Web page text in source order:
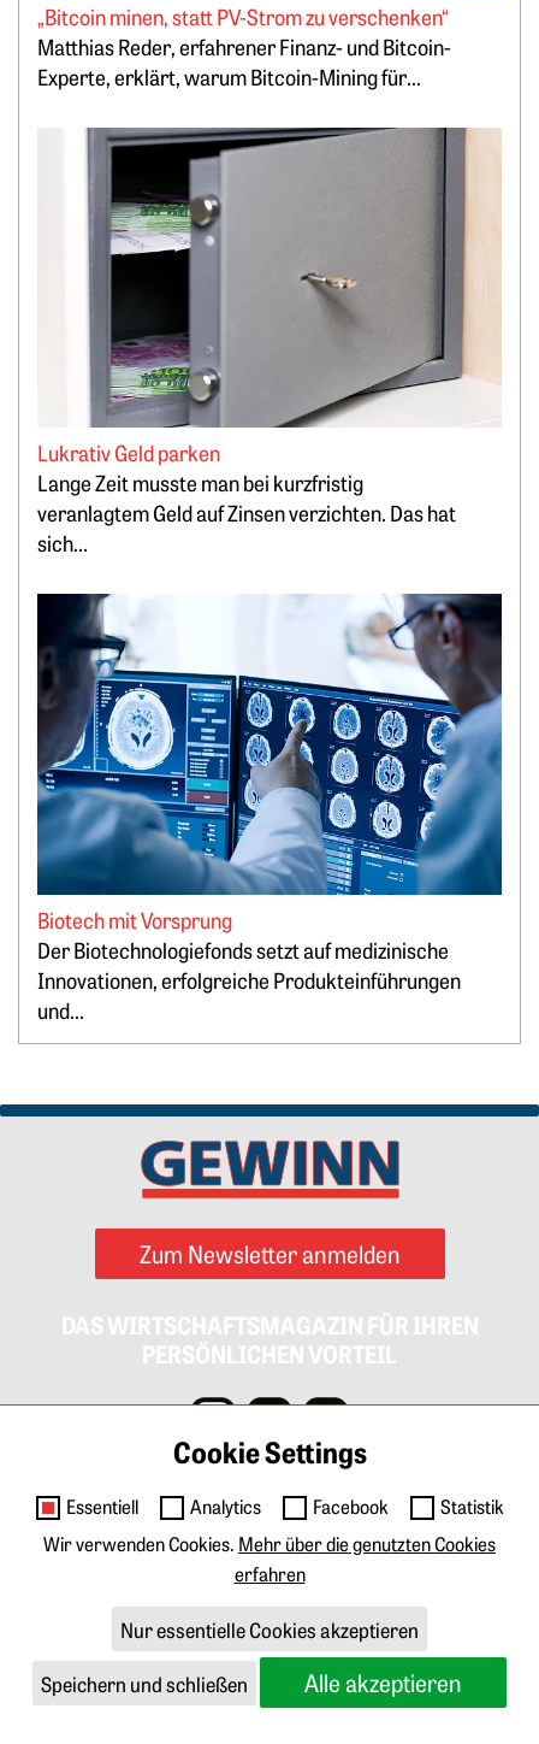
Springe zum Ende des Werbebanners
Springe zum Anfang des Werbebanners
„Bitcoin minen, statt PV-Strom zu verschenken“
Matthias Reder, erfahrener Finanz- und Bitcoin-
Experte, erklärt, warum Bitcoin-Mining für...
Lukrativ Geld parken
Lange Zeit musste man bei kurzfristig
veranlagtem Geld auf Zinsen verzichten. Das hat
sich...
Weiterlesen: Lukrativ Geld parken
Biotech mit Vorsprung
Der Biotechnologiefonds setzt auf medizinische
Innovationen, erfolgreiche Produkteinführungen
und...
Weiterlesen: Biotech mit Vorsprung
Zum Newsletter anmelden
DAS WIRTSCHAFTSMAGAZIN FÜR IHREN
PERSÖNLICHEN VORTEIL
Impressum Datenschutz
Cookies
Kontakt
Anzeigen & Marketing
Tarife Digital
Mediadaten
Über GEWINN
Abo & Veranstaltungen
Redaktion
Produktion Corporate Publishing
Cookie Settings
Essentiell Analytics Facebook
Statistik
Wir verwenden Cookies. Mehr über die genutzten Cookies
erfahren
Nur essentielle Cookies akzeptieren
Speichern und schließen
Alle akzeptieren